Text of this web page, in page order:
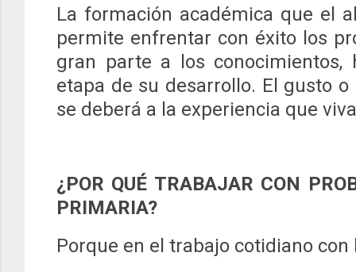
La formación académica que el
permite enfrentar con éxito los
gran parte a los
etapa de su desarrollo. El gusto
se deberá a la experiencia que
¿POR QUÉ TRABAJAR CON
PRIMARIA?
Porque en el trabajo cotidiano